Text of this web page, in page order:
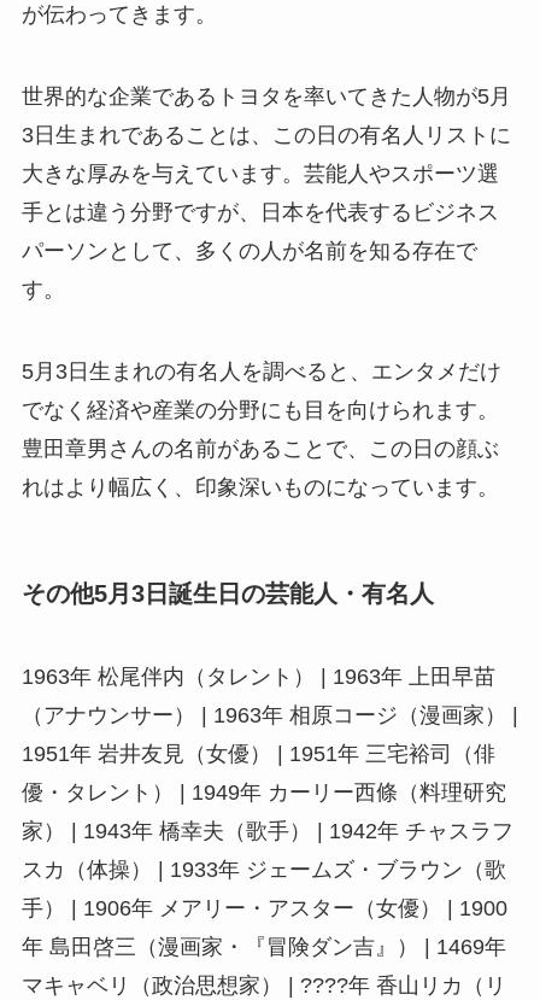
が伝わってきます。
世界的な企業であるトヨタを率いてきた人物が5月
3日生まれであることは、この日の有名人リストに
大きな厚みを与えています。芸能人やスポーツ選
手とは違う分野ですが、日本を代表するビジネス
パーソンとして、多くの人が名前を知る存在で
す。
5月3日生まれの有名人を調べると、エンタメだけ
でなく経済や産業の分野にも目を向けられます。
豊田章男さんの名前があることで、この日の顔ぶ
れはより幅広く、印象深いものになっています。
その他5月3日誕生日の芸能人・有名人
1963年 松尾伴内（タレント） | 1963年 上田早苗
（アナウンサー） | 1963年 相原コージ（漫画家） |
1951年 岩井友見（女優） | 1951年 三宅裕司（俳
優・タレント） | 1949年 カーリー西條（料理研究
家） | 1943年 橋幸夫（歌手） | 1942年 チャスラフ
スカ（体操） | 1933年 ジェームズ・ブラウン（歌
手） | 1906年 メアリー・アスター（女優） | 1900
年 島田啓三（漫画家・『冒険ダン吉』） | 1469年
マキャベリ（政治思想家） | ????年 香山リカ（リ